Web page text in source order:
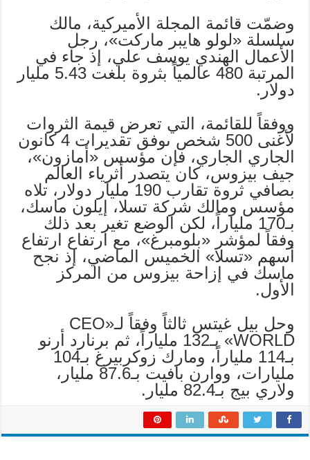
وضمّت قائمة المجلة الأميركية، مالك
سلسلة «لولو هايبر ماركت»، رجل
الأعمال الهندي يوسف علي، إذ جاء في
المرتبة 480 عالمياً بثروة بلغت 5.43 مليار
دولار.
ووفقاً للقائمة، التي تعرض قيمة الثروات
لأغنى 500 شخص ىوفق تقديرات 4 كانون
الجاري الجاري، فإن مؤسس «أمازون»،
جيف بيزوس، كان يتصدر أثرياء العالم
بصافي ثروة تقارب 190 مليار دولار، تلاه
مؤسس ومالك شركة تسلا، إيلون ماسك،
بـ170 ملياراً، لكن الوضع تغير بعد ذلك
وفقاً لمؤشر «بلومبرغ»، مع ارتفاع ارتفاع
أسهم «تسلا» الخميس الماضي، إذ نجح
ماسك في إزاحة بيزوس من المركز
الأول.
وحل بيل غيتس ثالثاً وفقاً لـ«CEO
WORLD» بـ132 ملياراً، ثم برنارد أرنو
بـ114 ملياراً، ومارك زوكربيرغ بـ104
مليارات، ووارن بافيت بـ87.6 مليار،
ولاري بيج بـ82.4 مليار.